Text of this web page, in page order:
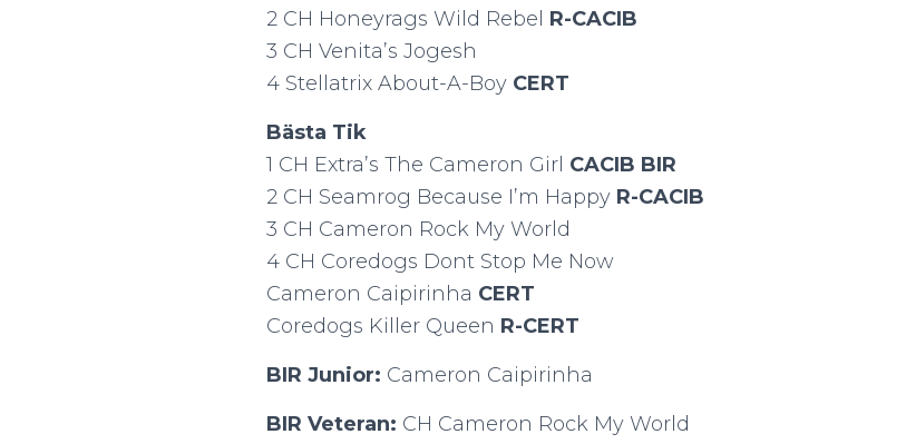
2 CH Honeyrags Wild Rebel R-CACIB
3 CH Venita’s Jogesh
4 Stellatrix About-A-Boy CERT
Bästa Tik
1 CH Extra’s The Cameron Girl CACIB BIR
2 CH Seamrog Because I’m Happy R-CACIB
3 CH Cameron Rock My World
4 CH Coredogs Dont Stop Me Now
Cameron Caipirinha CERT
Coredogs Killer Queen R-CERT
BIR Junior: Cameron Caipirinha
BIR Veteran: CH Cameron Rock My World